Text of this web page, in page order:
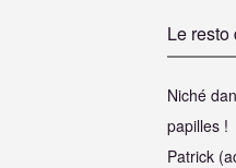
Le resto
Niché
papilles !
Patrick